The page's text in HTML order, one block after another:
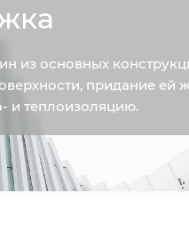
из основных
придание ей
и теплоизоляцию.